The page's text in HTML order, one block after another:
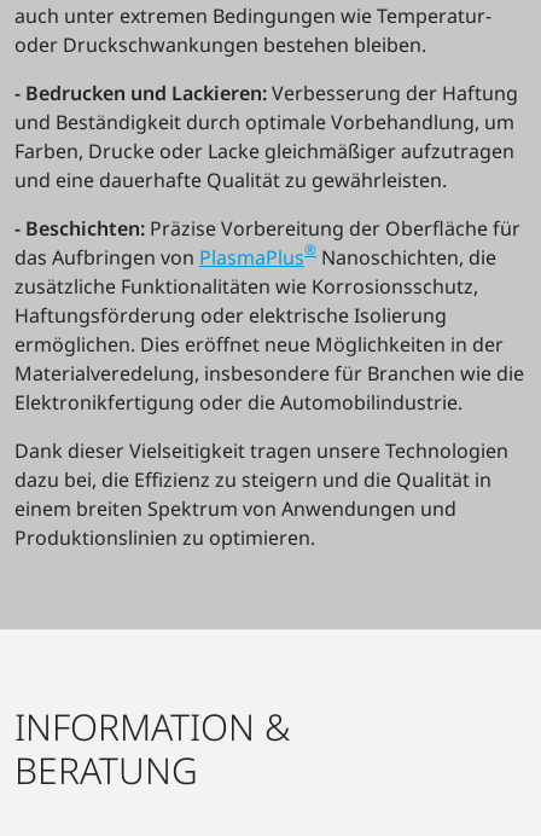
auch unter extremen Bedingungen wie Temperatur-
oder Druckschwankungen bestehen bleiben.
- Bedrucken und Lackieren:Verbesserung der Haftung
und Beständigkeit durch optimale Vorbehandlung, um
Farben, Drucke oder Lacke gleichmäßiger aufzutragen
und eine dauerhafte Qualität zu gewährleisten.
- Beschichten: Präzise Vorbereitung der Oberfläche für
das Aufbringen von PlasmaPlus® Nanoschichten, die
zusätzliche Funktionalitäten wie Korrosionsschutz,
Haftungsförderung oder elektrische Isolierung
ermöglichen. Dies eröffnet neue Möglichkeiten in der
Materialveredelung, insbesondere für Branchen wie die
Elektronikfertigung oder die Automobilindustrie.
Dank dieser Vielseitigkeit tragen unsere Technologien
dazu bei, die Effizienz zu steigern und die Qualität in
einem breiten Spektrum von Anwendungen und
Produktionslinien zu optimieren.
INFORMATION &
BERATUNG